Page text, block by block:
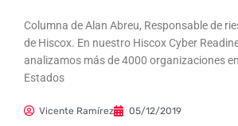
Columna de Alan Abreu, Responsable de
de Hiscox. En nuestro Hiscox Cyber
analizamos más de 4000 organizaciones
Estados
Vicente Ramírez 05/12/2019